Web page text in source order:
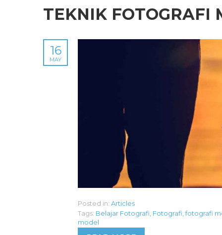
TEKNIK FOTOGRAFI
16
MAY
Posted in: Articles
Tags: Belajar Fotografi Fotografi fotografi
model